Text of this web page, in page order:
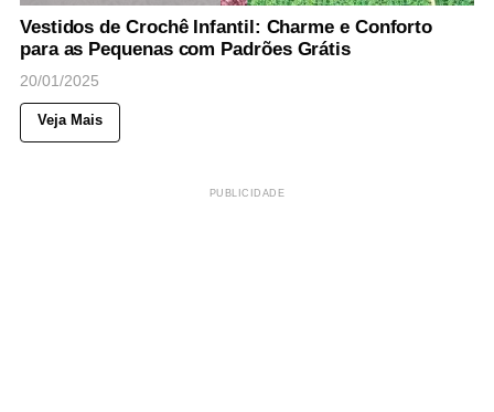
Vestidos de Crochê Infantil: Charme e Conforto
para as Pequenas com Padrões Grátis
20/01/2025
Veja Mais
PUBLICIDADE